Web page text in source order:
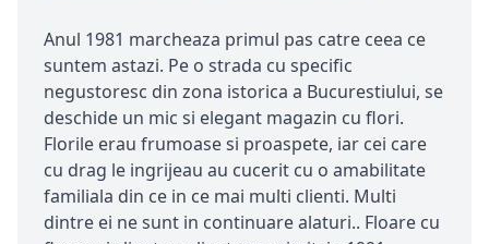
Anul 1981 marcheaza primul pas catre ceea ce
suntem astazi. Pe o strada cu specific
negustoresc din zona istorica a Bucurestiului, se
deschide un mic si elegant magazin cu flori.
Florile erau frumoase si proaspete, iar cei care
cu drag le ingrijeau au cucerit cu o amabilitate
familiala din ce in ce mai multi clienti. Multi
dintre ei ne sunt in continuare alaturi.. Floare cu